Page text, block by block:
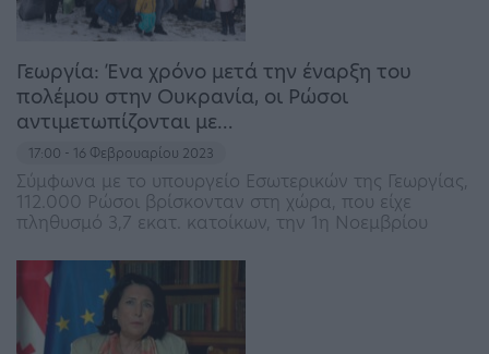
Γεωργία: Ένα χρόνο μετά την έναρξη του
πολέμου στην Ουκρανία, οι Ρώσοι
αντιμετωπίζονται με…
17:00 - 16 Φεβρουαρίου 2023
Σύμφωνα με το υπουργείο Εσωτερικών της Γεωργίας,
112.000 Ρώσοι βρίσκονταν στη χώρα, που είχε
πληθυσμό 3,7 εκατ. κατοίκων, την 1η Νοεμβρίου